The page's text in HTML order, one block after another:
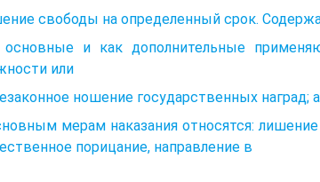
свободы на определенный срок.
основные и как дополнительные
или
ношение государственных
мерам наказания относятся:
порицание, направление в